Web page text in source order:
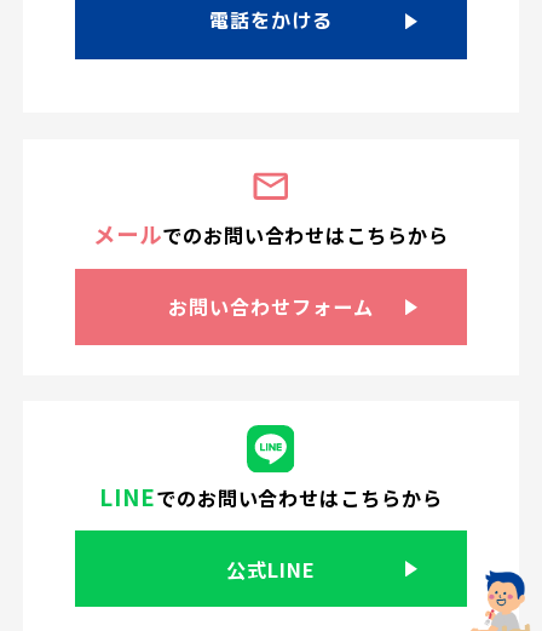
電話をかける
メールでのお問い合わせはこちらから
お問い合わせフォーム
LINEでのお問い合わせはこちらから
公式LINE